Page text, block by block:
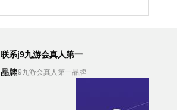
联系j9九游会真人第一
品牌
联系j9九游会真人第一品牌